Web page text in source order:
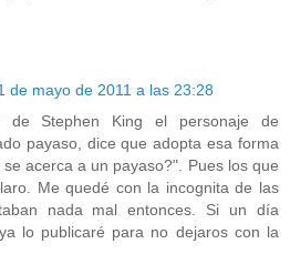
de mayo de 2011 a las 23:28
de Stephen King el personaje de
payaso, dice que adopta esa forma
acerca a un payaso?". Pues los que
Me quedé con la incognita de las
nada mal entonces. Si un día
lo publicaré para no dejaros con la